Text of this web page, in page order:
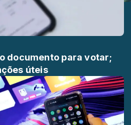
documento para votar;
úteis